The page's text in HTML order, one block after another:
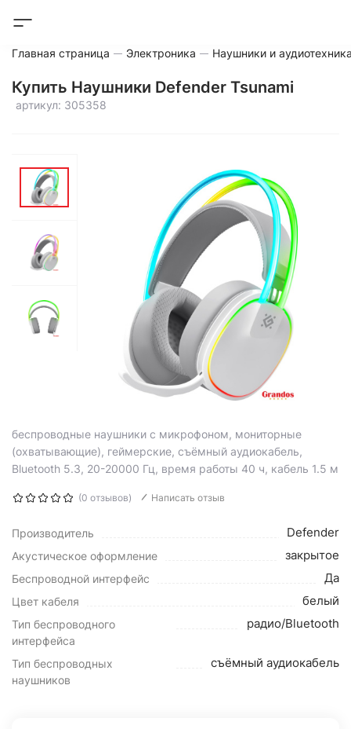
Главная страница Электроника Наушники и
Купить Наушники Defender Tsunami
артикул: 305358
беспроводные наушники с микрофоном, мониторные
(охватывающие), геймерские, съёмный аудиокабель,
Bluetooth 5.3, 20-20000 Гц, время работы 40 ч, кабель 1.5 м
(0 отзывов) Написать отзыв
Производитель Defender
Акустическое оформление закрытое
Беспроводной интерфейс Да
Цвет кабеля белый
Тип беспроводного
интерфейса
радио/Bluetooth
Тип беспроводных
наушников
съёмный аудиокабель